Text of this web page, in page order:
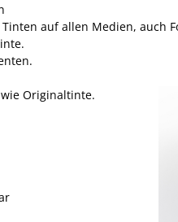
auf allen Medien, auch
Originaltinte.